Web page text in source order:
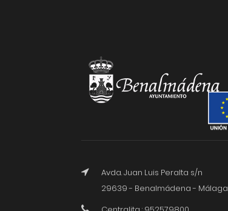
Avda. Juan Luis Peralta s/n
29639 - Benalmádena - Málaga